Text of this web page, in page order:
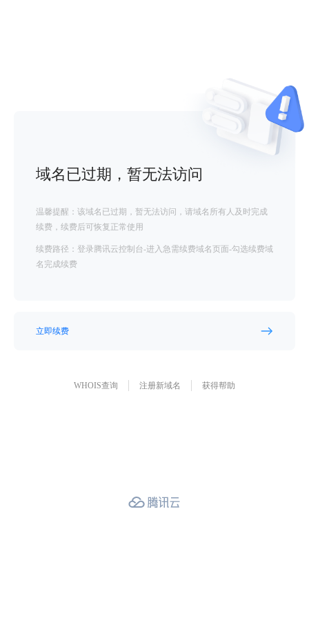
域名已过期，暂无法访问
温馨提醒：该域名已过期，暂无法访问，请域名所有人及时完成
续费，续费后可恢复正常使用
续费路径：登录腾讯云控制台-进入急需续费域名页面-勾选续费域
名完成续费
立即续费
WHOIS查询 注册新域名 获得帮助